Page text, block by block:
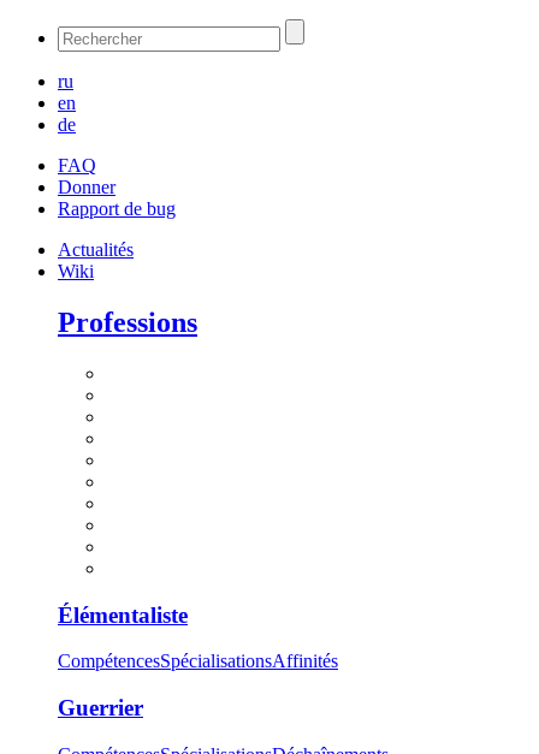
ru
en
de
FAQ
Donner
Rapport de bug
Actualités
Wiki
Professions
Élémentaliste
CompétencesSpécialisationsAffinités
Guerrier